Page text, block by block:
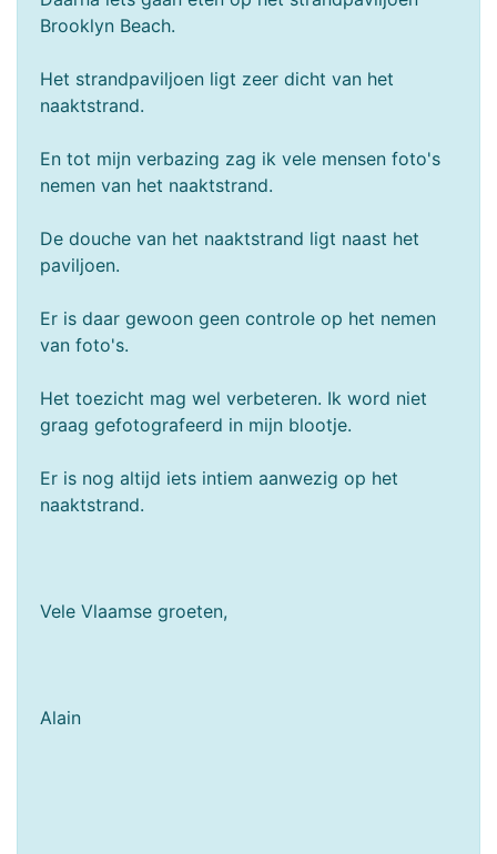
Brooklyn Beach.
Het strandpaviljoen ligt zeer dicht van het
naaktstrand.
En tot mijn verbazing zag ik vele mensen foto's
nemen van het naaktstrand.
De douche van het naaktstrand ligt naast het
paviljoen.
Er is daar gewoon geen controle op het nemen
van foto's.
Het toezicht mag wel verbeteren. Ik word niet
graag gefotografeerd in mijn blootje.
Er is nog altijd iets intiem aanwezig op het
naaktstrand.
Vele Vlaamse groeten,
Alain